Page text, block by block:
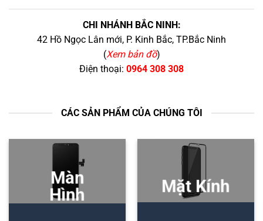
CHI NHÁNH BẮC NINH:
42 Hồ Ngọc Lân mới, P. Kinh Bắc, TP.Bắc Ninh
(Xem bản đồ)
Điện thoại: 0964 308 308
CÁC SẢN PHẨM CỦA CHÚNG TÔI
Màn
Hình
Mặt Kính